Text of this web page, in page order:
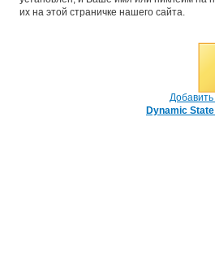
их на этой страничке нашего сайта.
Dynamic